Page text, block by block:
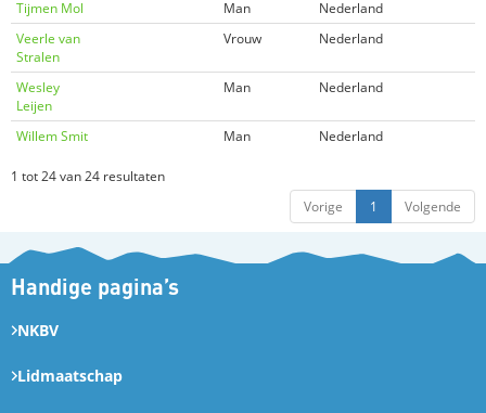
Tijmen Mol
Man
Nederland
Veerle van
Stralen
Vrouw Nederland
Wesley
Leijen
Man Nederland
Willem Smit Man Nederland
1 tot 24 van 24 resultaten
Vorige
1 Volgende
Handige pagina’s
NKBV
Lidmaatschap